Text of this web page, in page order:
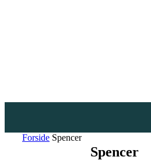
Forside Spencer
Spencer